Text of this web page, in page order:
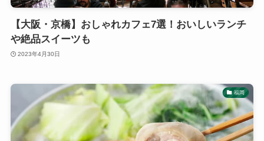
【大阪・京橋】おしゃれカフェ7選！おいしいランチ
や絶品スイーツも
2023年4月30日
福岡